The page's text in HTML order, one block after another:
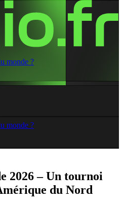
monde ?
monde ?
2026 – Un tournoi
du Nord